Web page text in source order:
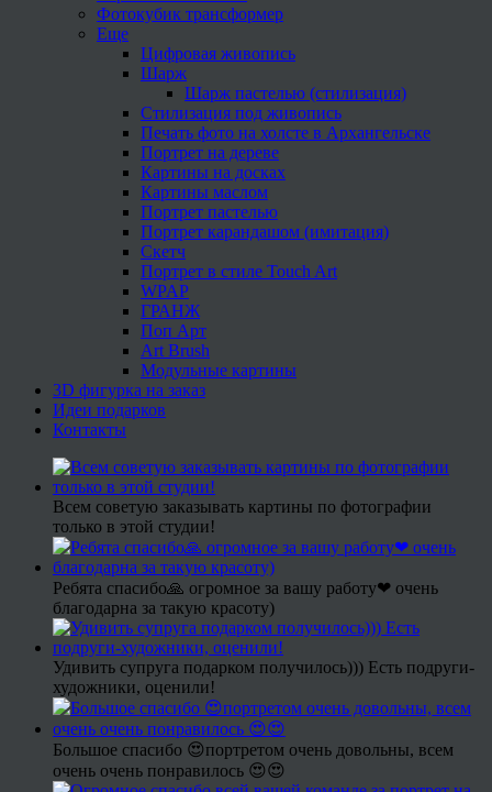
Фотокубик трансформер
Еще
Цифровая живопись
Шарж
Шарж пастелью (стилизация)
Стилизация под живопись
Печать фото на холсте в Архангельске
Портрет на дереве
Картины на досках
Картины маслом
Портрет пастелью
Портрет карандашом (имитация)
Скетч
Портрет в стиле Touch Art
WPAP
ГРАНЖ
Поп Арт
Art Brush
Модульные картины
3D фигурка на заказ
Идеи подарков
Контакты
Всем советую заказывать картины по фотографии
только в этой студии!
Ребята спасибо🙏 огромное за вашу работу❤ очень
благодарна за такую красоту)
Удивить супруга подарком получилось))) Есть подруги-
художники, оценили!
Большое спасибо 😍портретом очень довольны, всем
очень очень понравилось 😍😍